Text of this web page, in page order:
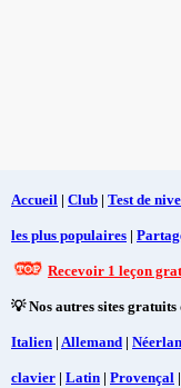
Accueil | Club | Test de
les plus populaires |
Recevoir 1 leçon
💡 Nos autres sites gratuits
Italien | Allemand |
clavier | Latin | Provençal |